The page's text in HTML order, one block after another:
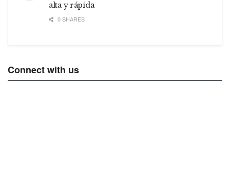
alta y rápida
0 SHARES
Connect with us